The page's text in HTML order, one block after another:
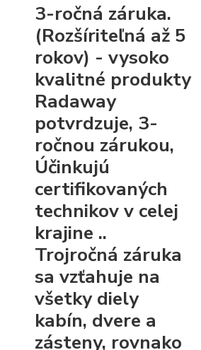
3-ročná záruka.
(Rozšíriteľná až 5
rokov) - vysoko
kvalitné produkty
Radaway
potvrdzuje, 3-
ročnou zárukou,
Účinkujú
certifikovaných
technikov v celej
krajine ..
Trojročná záruka
sa vzťahuje na
všetky diely
kabín, dvere a
zásteny, rovnako